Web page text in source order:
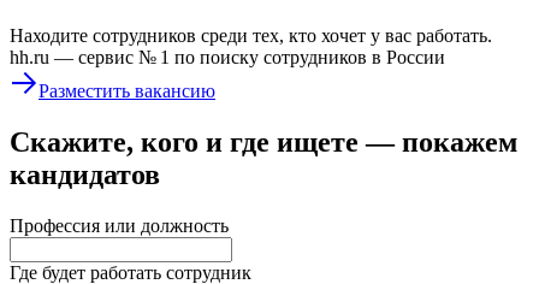
Находите сотрудников среди тех, кто хочет у вас работать.
hh.ru — сервис № 1 по поиску сотрудников в России
Разместить вакансию
Скажите, кого и где ищете — покажем
кандидатов
Профессия или должность
Где будет работать сотрудник